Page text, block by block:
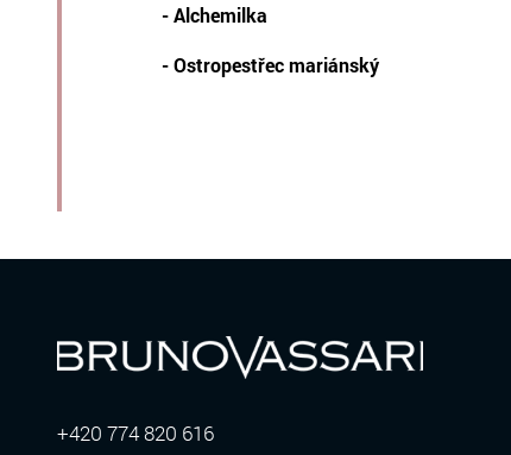
- Alchemilka
- Ostropestřec mariánský
+420 774 820 616